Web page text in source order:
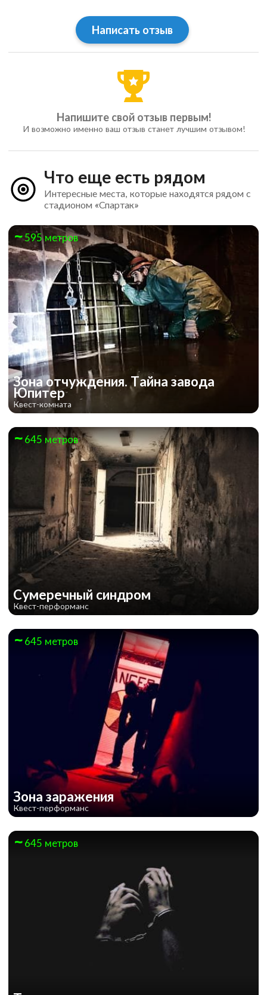
Написать отзыв
Напишите свой отзыв первым!
И возможно именно ваш отзыв станет лучшим отзывом!
Что еще есть рядом
Интересные места, которые находятся рядом с
стадионом «Спартак»
595 метров
Зона отчуждения. Тайна завода
Юпитер
Квест-комната
645 метров
Сумеречный синдром
Квест-перформанс
645 метров
Зона заражения
Квест-перформанс
645 метров